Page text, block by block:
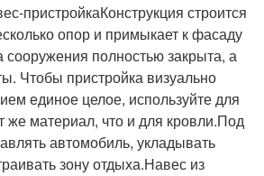
пристройкаКонструкция строится
опор и примыкает к фасаду
полностью закрыта, а
Чтобы пристройка визуально
единое целое, используйте для
же материал, что и для кровли.Под
автомобиль, укладывать
зону отдыха.Навес из